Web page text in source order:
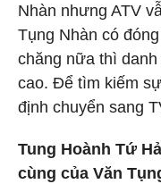
Nhàn nhưng ATV
Tụng Nhàn có
chăng nữa thì
cao. Để tìm kiếm
định chuyển sang
Tung Hoành Tứ
cùng của Văn